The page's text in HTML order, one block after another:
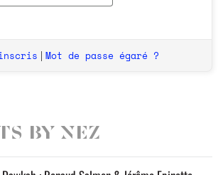
| Mot de passe égaré ?
by Nez